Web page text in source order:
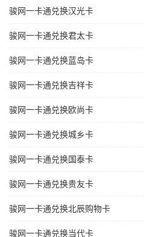
骏网一卡通兑换汉光卡
骏网一卡通兑换君太卡
骏网一卡通兑换蓝岛卡
骏网一卡通兑换吉祥卡
骏网一卡通兑换欧尚卡
骏网一卡通兑换城乡卡
骏网一卡通兑换国泰卡
骏网一卡通兑换贵友卡
骏网一卡通兑换北辰购物卡
骏网一卡通兑换当代卡